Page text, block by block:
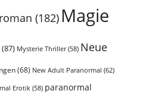
(182) Magie
(87) Mysterie Thriller(58) Neue
(68) New Adult Paranormal (62)
Erotik (58) paranormal